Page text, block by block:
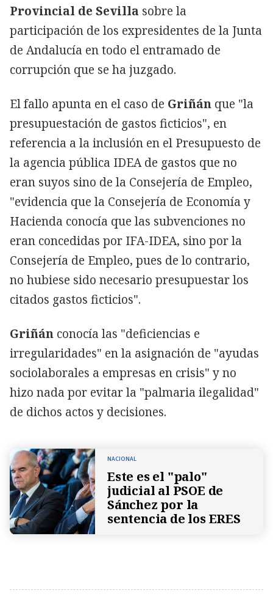
Provincial de Sevilla sobre la
participación de los expresidentes de la Junta
de Andalucía en todo el entramado de
corrupción que se ha juzgado.
El fallo apunta en el caso de Griñán que "la
presupuestación de gastos ficticios", en
referencia a la inclusión en el Presupuesto de
la agencia pública IDEA de gastos que no
eran suyos sino de la Consejería de Empleo,
"evidencia que la Consejería de Economía y
Hacienda conocía que las subvenciones no
eran concedidas por IFA-IDEA, sino por la
Consejería de Empleo, pues de lo contrario,
no hubiese sido necesario presupuestar los
citados gastos ficticios".
Griñán conocía las "deficiencias e
irregularidades" en la asignación de "ayudas
sociolaborales a empresas en crisis" y no
hizo nada por evitar la "palmaria ilegalidad"
de dichos actos y decisiones.
NACIONAL
Este es el "palo"
judicial al PSOE de
Sánchez por la
sentencia de los ERES